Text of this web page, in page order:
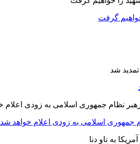
گرفت
جمهوری اسلامی به زودی اعلام خواهد شد